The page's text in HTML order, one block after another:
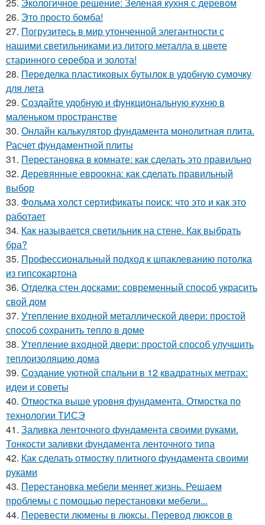
25. Экологичное решение: Зеленая кухня с деревом
26. Это просто бомба!
27. Погрузитесь в мир утонченной элегантности с
нашими светильниками из литого металла в цвете
старинного серебра и золота!
28. Переделка пластиковых бутылок в удобную сумочку
для лета
29. Создайте удобную и функциональную кухню в
маленьком пространстве
30. Онлайн калькулятор фундамента монолитная плита.
Расчет фундаментной плиты
31. Перестановка в комнате: как сделать это правильно
32. Деревянные евроокна: как сделать правильный
выбор
33. Фольма холст сертификаты поиск: что это и как это
работает
34. Как называется светильник на стене. Как выбрать
бра?
35. Профессиональный подход к шпаклеванию потолка
из гипсокартона
36. Отделка стен досками: современный способ украсить
свой дом
37. Утепление входной металлической двери: простой
способ сохранить тепло в доме
38. Утепление входной двери: простой способ улучшить
теплоизоляцию дома
39. Создание уютной спальни в 12 квадратных метрах:
идеи и советы
40. Отмостка выше уровня фундамента. Отмостка по
технологии ТИСЭ
41. Заливка ленточного фундамента своими руками.
Тонкости заливки фундамента ленточного типа
42. Как сделать отмостку плитного фундамента своими
руками
43. Перестановка мебели меняет жизнь. Решаем
проблемы с помощью перестановки мебели...
44. Перевести люмены в люксы. Перевод люксов в